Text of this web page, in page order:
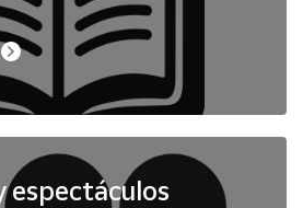
espectáculos